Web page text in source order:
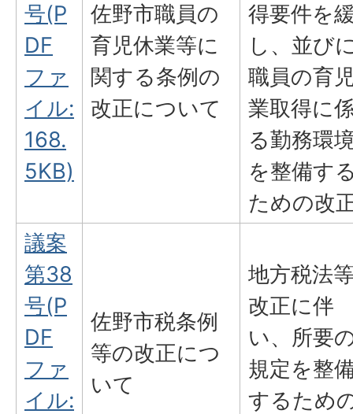
号(P
DF
ファ
イル:
168.
5KB)
佐野市職員の
育児休業等に
関する条例の
改正について
得要件を
し、並び
職員の育
業取得に
る勤務環
を整備す
ための改
議案
第38
号(P
DF
ファ
イル:
佐野市税条例
等の改正につ
いて
地方税法
改正に伴
い、所要
規定を整
するため